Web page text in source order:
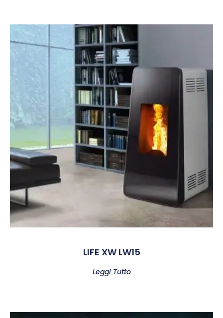
LIFE XW LW15
Leggi Tutto